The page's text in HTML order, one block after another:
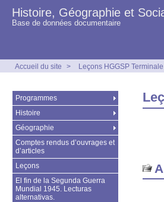
Histoire, Géographie et
Base de données documentaire
Accueil du site > Leçons HGGSP Terminale
Programmes
Histoire
Géographie
Comptes rendus d’ouvrages et
d’articles
Leçons
El fin de la Segunda Guerra
Mundial 1945. Lecturas
alternativas.